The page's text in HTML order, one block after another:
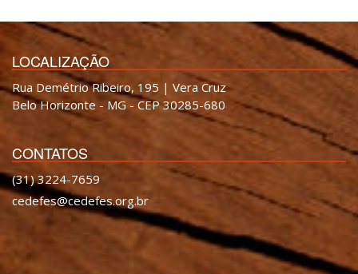
LOCALIZAÇÃO
Rua Demétrio Ribeiro, 195 | Vera Cruz
Belo Horizonte - MG - CEP 30285-680
CONTATOS
(31) 3224-7659
cedefes@cedefes.org.br